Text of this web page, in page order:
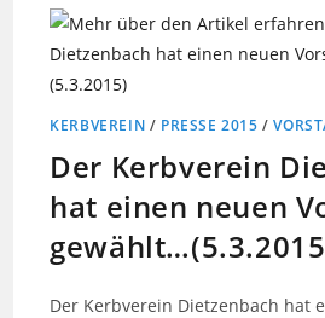
KERBVEREIN / PRESSE 2015 /
Der Kerbverein
hat einen neuen
Der Kerbverein Dietzenbach hat